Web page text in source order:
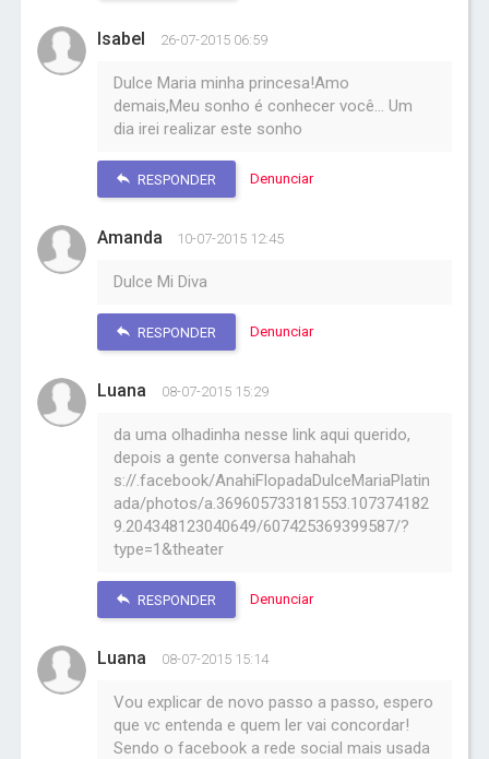
Isabel 26-07-2015 06:59
Dulce Maria minha princesa!Amo
demais,Meu sonho é conhecer você... Um
dia irei realizar este sonho
RESPONDER Denunciar
Amanda 10-07-2015 12:45
Dulce Mi Diva
RESPONDER Denunciar
Luana 08-07-2015 15:29
da uma olhadinha nesse link aqui querido,
depois a gente conversa hahahah
s://.facebook/AnahiFlopadaDulceMariaPlatin
ada/photos/a.369605733181553.107374182
9.204348123040649/607425369399587/?
type=1&theater
RESPONDER Denunciar
Luana 08-07-2015 15:14
Vou explicar de novo passo a passo, espero
que vc entenda e quem ler vai concordar!
Sendo o facebook a rede social mais usada